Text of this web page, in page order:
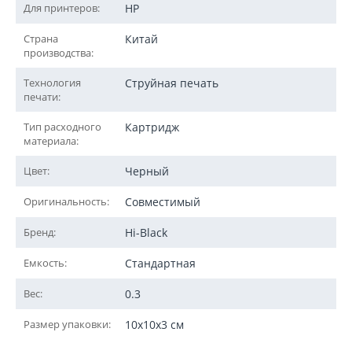
Для принтеров: HP
Страна
производства:
Китай
Технология
печати:
Струйная печать
Тип расходного
материала:
Картридж
Цвет: Черный
Оригинальность: Совместимый
Бренд: Hi-Black
Емкость: Стандартная
Вес: 0.3
Размер упаковки: 10x10x3 см